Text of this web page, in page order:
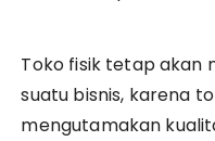
Toko fisik tetap akan
suatu bisnis, karena
mengutamakan